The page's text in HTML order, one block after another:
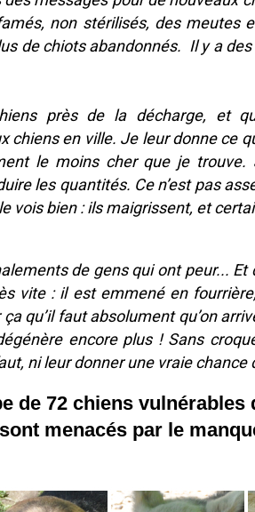
non stérilisés, des meutes
de chiots abandonnés. Il y a
près de la décharge, et
chiens en ville. Je leur donne ce
le moins cher que je trouve.
les quantités. Ce n’est pas
vois bien : ils maigrissent, et
de gens qui ont peur... Et
vite : il est emmené en
qu’il faut absolument qu’on
encore plus ! Sans
ni leur donner une vraie chance
de 72 chiens vulnérables
menacés par le